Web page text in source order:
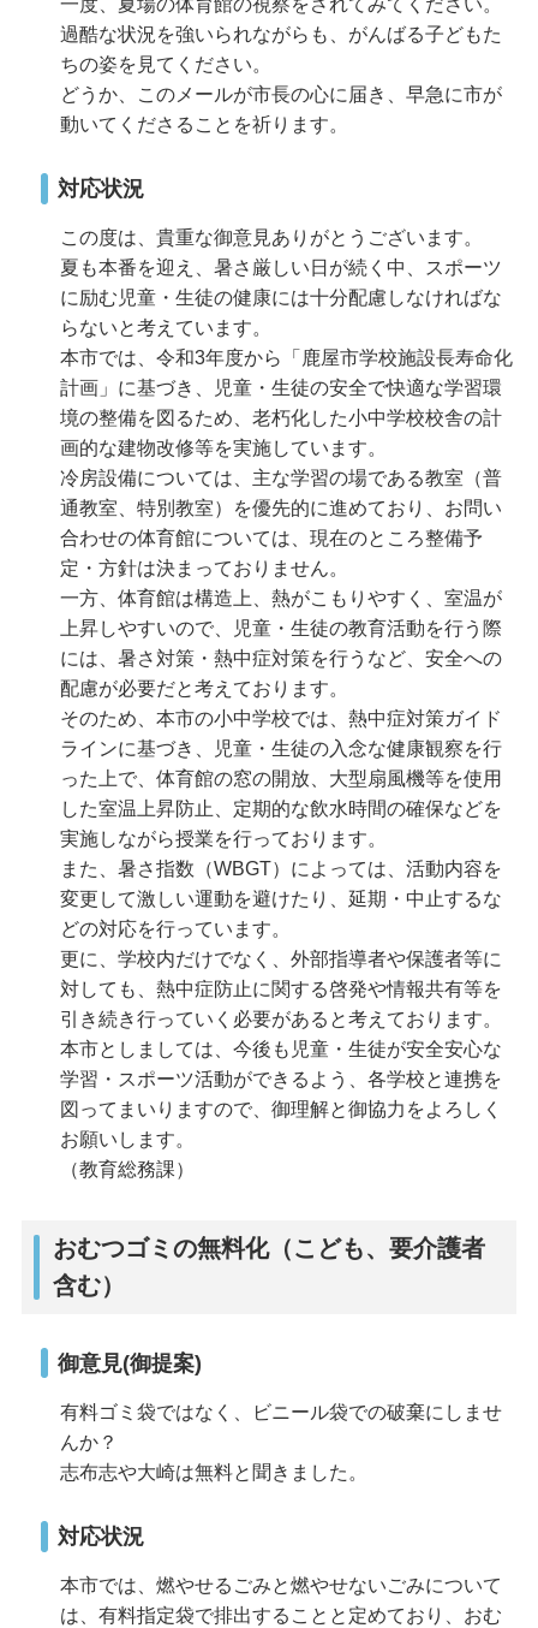
一度、夏場の体育館の視察をされてみてください。
過酷な状況を強いられながらも、がんばる子どもた
ちの姿を見てください。
どうか、このメールが市長の心に届き、早急に市が
動いてくださることを祈ります。
対応状況
この度は、貴重な御意見ありがとうございます。
夏も本番を迎え、暑さ厳しい日が続く中、スポーツ
に励む児童・生徒の健康には十分配慮しなければな
らないと考えています。
本市では、令和3年度から「鹿屋市学校施設長寿命化
計画」に基づき、児童・生徒の安全で快適な学習環
境の整備を図るため、老朽化した小中学校校舎の計
画的な建物改修等を実施しています。
冷房設備については、主な学習の場である教室（普
通教室、特別教室）を優先的に進めており、お問い
合わせの体育館については、現在のところ整備予
定・方針は決まっておりません。
一方、体育館は構造上、熱がこもりやすく、室温が
上昇しやすいので、児童・生徒の教育活動を行う際
には、暑さ対策・熱中症対策を行うなど、安全への
配慮が必要だと考えております。
そのため、本市の小中学校では、熱中症対策ガイド
ラインに基づき、児童・生徒の入念な健康観察を行
った上で、体育館の窓の開放、大型扇風機等を使用
した室温上昇防止、定期的な飲水時間の確保などを
実施しながら授業を行っております。
また、暑さ指数（WBGT）によっては、活動内容を
変更して激しい運動を避けたり、延期・中止するな
どの対応を行っています。
更に、学校内だけでなく、外部指導者や保護者等に
対しても、熱中症防止に関する啓発や情報共有等を
引き続き行っていく必要があると考えております。
本市としましては、今後も児童・生徒が安全安心な
学習・スポーツ活動ができるよう、各学校と連携を
図ってまいりますので、御理解と御協力をよろしく
お願いします。
（教育総務課）
おむつゴミの無料化（こども、要介護者
含む）
御意見(御提案)
有料ゴミ袋ではなく、ビニール袋での破棄にしませ
んか？
志布志や大崎は無料と聞きました。
対応状況
本市では、燃やせるごみと燃やせないごみについて
は、有料指定袋で排出することと定めており、おむ